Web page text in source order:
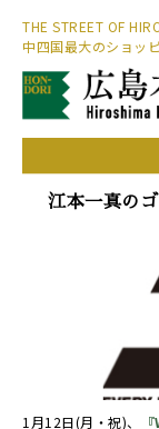
THE STREET OF
中四国最大のショッ
江本一真の
1月12日(月・祝)、 『